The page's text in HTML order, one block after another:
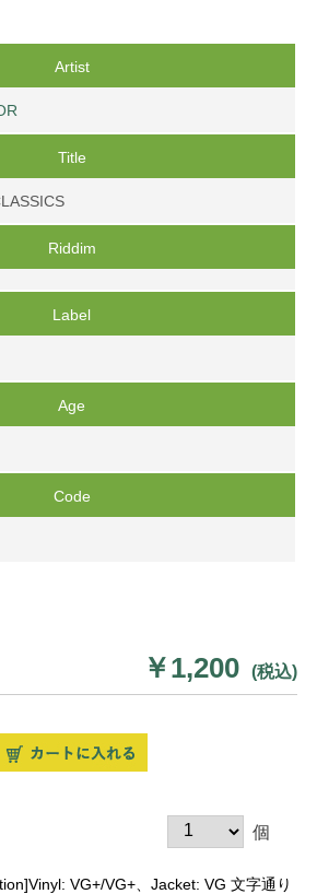
Artist
Title
Riddim
Label
Age
Code
￥1,200 (税込)
個
VG+/VG+、Jacket: VG 文字通り